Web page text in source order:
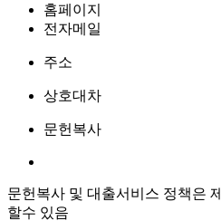
홈페이지
전자메일
주소
상호대차
문헌복사
문헌복사 및 대출서비스 정책은
할수 있음